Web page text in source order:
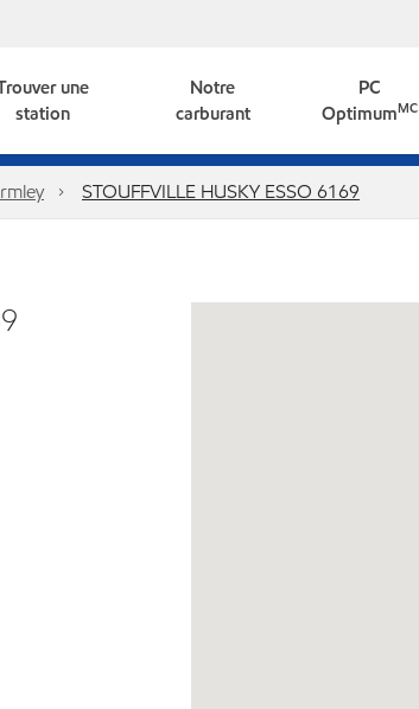
une
station
Notre
carburant
PC
OptimumMC
STOUFFVILLE HUSKY ESSO 6169